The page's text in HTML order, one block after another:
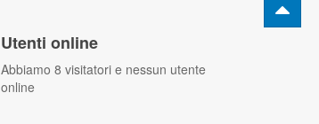
Utenti online
Abbiamo 8 visitatori e nessun utente
online